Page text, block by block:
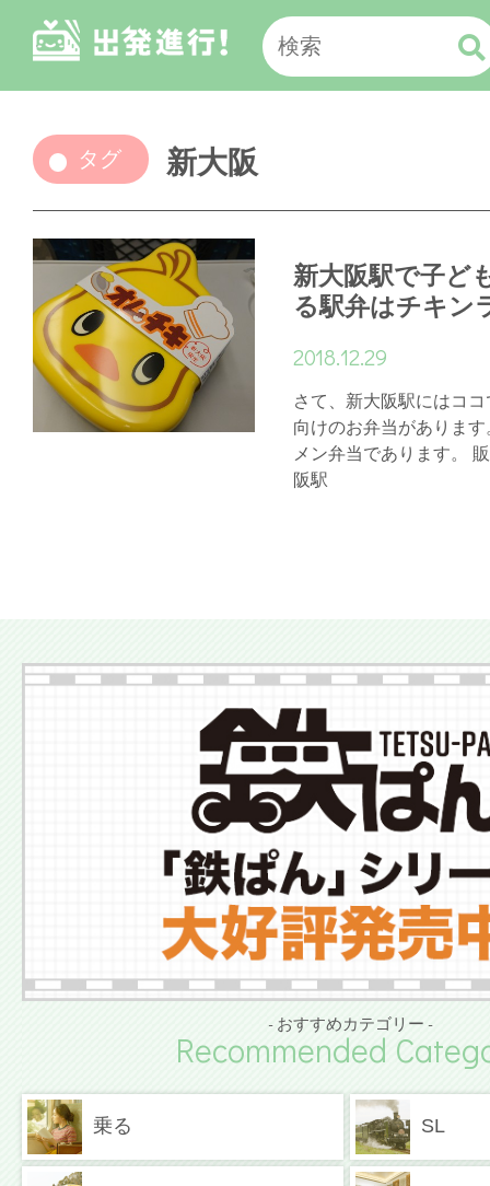
タグ 新大阪
新大阪駅で子ど
る駅弁はチキン
2018.12.29
さて、新大阪駅にはコ
向けのお弁当がありま
メン弁当であります。
阪駅
- おすすめカテゴリー -
Recommended
乗る SL